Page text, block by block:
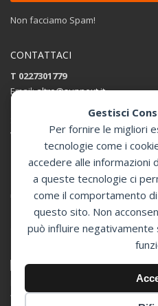
Gestisci
Per fornire le migliori
tecnologie come i
accedere alle informazioni
a queste tecnologie ci
come il comportamento
questo sito. Non
può influire negativamente
Non facciamo Spam!
CONTATTACI
T 0227301779
Email:altro@sunnext.it
Via Perugino 44 , 20093 Cologno
Apri in Google Maps
GET SOCIAL
©
Distributore Ufficiale Defibtech per
Via Perugino 44 , 20093 Cologno